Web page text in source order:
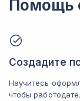
Помощь
Создадите
Научитесь
чтобы